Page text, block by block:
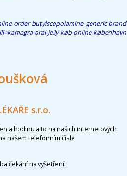
order butylscopolamine generic brand
oral-jelly-køb-online-københavn
s.r.o.
a hodinu a to na našich internetových
našem telefonním čísle
čekání na vyšetření.